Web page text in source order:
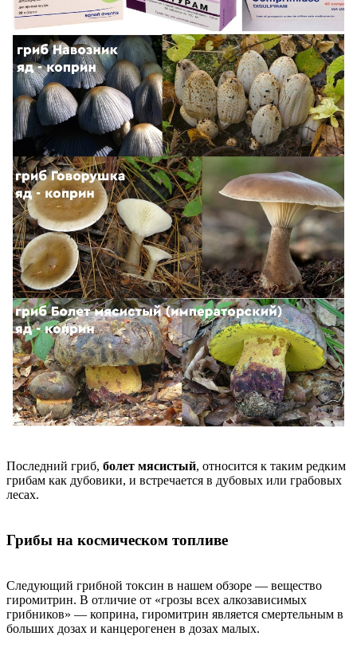
Последний гриб, болет мясистый, относится к таким редким
грибам как дубовики, и встречается в дубовых или грабовых
лесах.
Грибы на космическом топливе
Следующий грибной токсин в нашем обзоре — вещество
гиромитрин. В отличие от «грозы всех алкозависимых
грибников» — коприна, гиромитрин является смертельным в
больших дозах и канцерогенен в дозах малых.